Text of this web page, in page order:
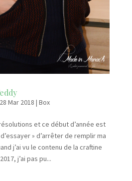
28 Mar 2018 | Box
et ce début d’année est
» d’arrêter de remplir ma
j’ai vu le contenu de la craftine
j’ai pas pu...